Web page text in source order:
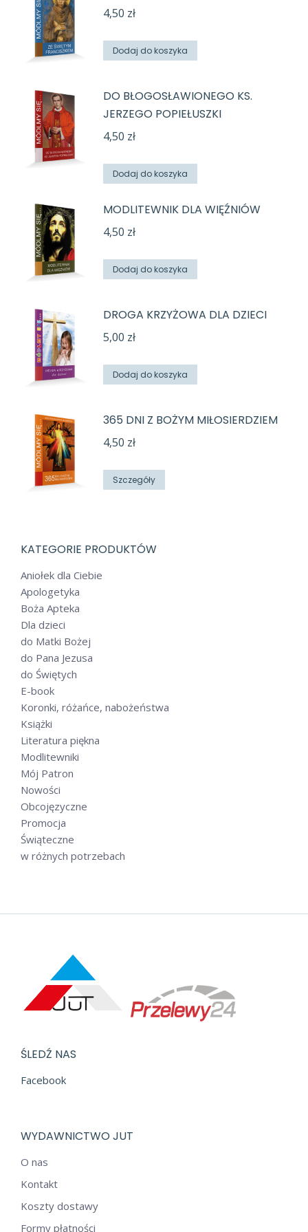
4,50 zł
Dodaj do koszyka
DO BŁOGOSŁAWIONEGO KS.
JERZEGO POPIEŁUSZKI
4,50 zł
Dodaj do koszyka
MODLITEWNIK DLA WIĘŹNIÓW
4,50 zł
Dodaj do koszyka
DROGA KRZYŻOWA DLA DZIECI
5,00 zł
Dodaj do koszyka
365 DNI Z BOŻYM MIŁOSIERDZIEM
4,50 zł
Szczegóły
KATEGORIE PRODUKTÓW
Aniołek dla Ciebie
Apologetyka
Boża Apteka
Dla dzieci
do Matki Bożej
do Pana Jezusa
do Świętych
E-book
Koronki, różańce, nabożeństwa
Książki
Literatura piękna
Modlitewniki
Mój Patron
Nowości
Obcojęzyczne
Promocja
Świąteczne
w różnych potrzebach
ŚLEDŹ NAS
Facebook
WYDAWNICTWO JUT
O nas
Kontakt
Koszty dostawy
Formy płatności